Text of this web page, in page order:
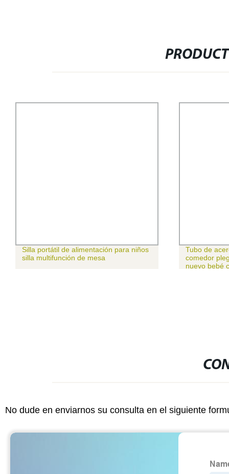
Silla portátil de alimentación para niños
silla multifunción de mesa
Tubo de
comedor
nuevo bebé
No dude en enviarnos su consulta en el siguiente